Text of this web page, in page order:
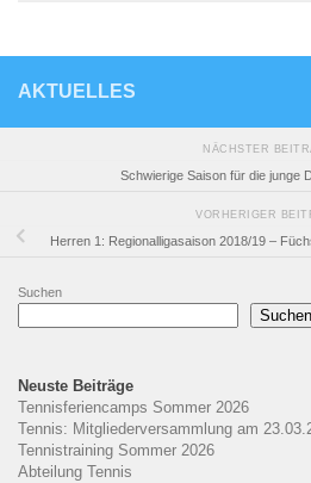
AKTUELLES
NÄCHSTER
Schwierige Saison für die junge
VORHERIGER
Herren 1: Regionalligasaison 2018/19 –
Suchen
Suchen
Neuste Beiträge
Tennisferiencamps Sommer 2026
Tennis: Mitgliederversammlung am
Tennistraining Sommer 2026
Abteilung Tennis